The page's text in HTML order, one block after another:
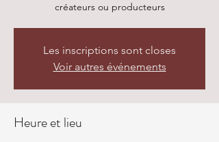
créateurs ou producteurs
Les inscriptions sont closes
Voir autres événements
Heure et lieu